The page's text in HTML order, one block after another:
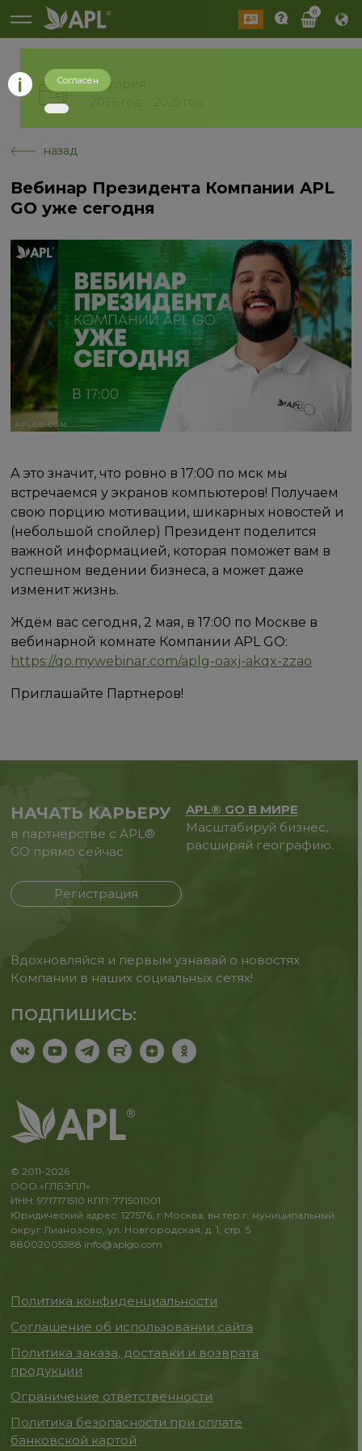
0
История
назад
Вебинар Президента Компании APL
GO уже сегодня
А это значит, что ровно в 17:00 по мск мы
встречаемся у экранов компьютеров! Получаем
свою порцию мотивации, шикарных новостей и
(небольшой спойлер) Президент поделится
важной информацией, которая поможет вам в
успешном ведении бизнеса, а может даже
изменит жизнь.
Ждём вас сегодня, 2 мая, в 17:00 по Москве в
вебинарной комнате Компании APL GO:
https://qo.mywebinar.com/aplg-oaxj-akqx-zzao
Приглашайте Партнеров!
НАЧАТЬ КАРЬЕРУ
в партнерстве с APL®
GO прямо сейчас
Регистрация
APL® GO В МИРЕ
Масштабируй бизнес,
расширяй географию.
Вдохновляйся и первым узнавай о новостях
Компании в наших социальных сетях!
ПОДПИШИСЬ:
© 2011-2026
ООО «ГЛБЭПЛ»
ИНН: 9717171510 КПП: 771501001
Юридический адрес: 127576, г.Москва, вн.тер.г. муниципальный
округ Лианозово, ул. Новгородская, д. 1, стр. 5
88002005388 info@aplgo.com
Политика конфиденциальности
Соглашение об использовании сайта
Политика заказа, доставки и возврата
продукции
Ограничение ответственности
Политика безопасности при оплате
банковской картой
Согласен